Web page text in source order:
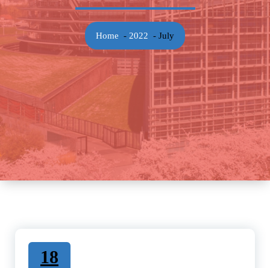
Home - 2022 - July
18